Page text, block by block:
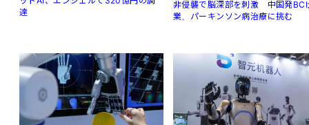
達
非侵襲で脳深部を刺激 中国発BCI
業、パーキンソン病治療に挑む